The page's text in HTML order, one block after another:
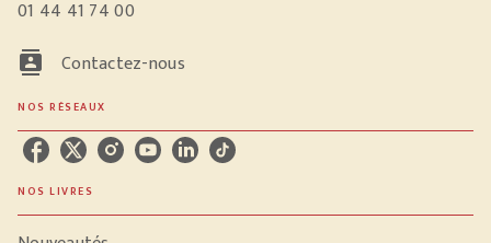
01 44 41 74 00
contacts Contactez-nous
NOS RÉSEAUX
NOS LIVRES